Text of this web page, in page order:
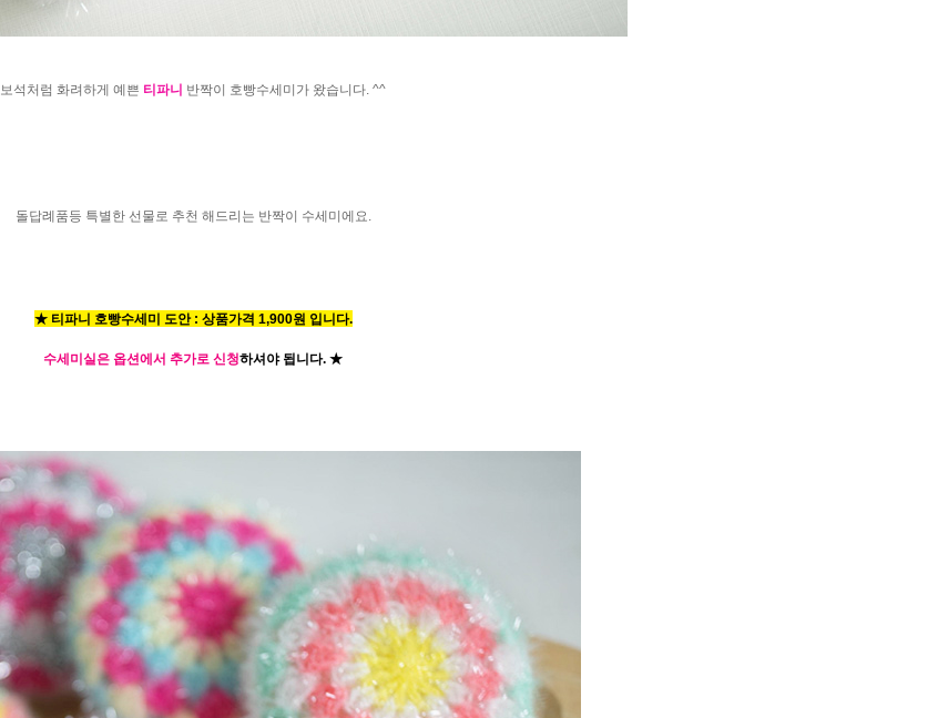
보석처럼 화려하게 예쁜 티파니 반짝이 호빵수세미가 왔습니다. ^^
돌답례품등 특별한 선물로 추천 해드리는 반짝이 수세미에요.
★ 티파니 호빵수세미 도안 : 상품가격 1,900원 입니다.
수세미실은 옵션에서 추가로 신청하셔야 됩니다. ★